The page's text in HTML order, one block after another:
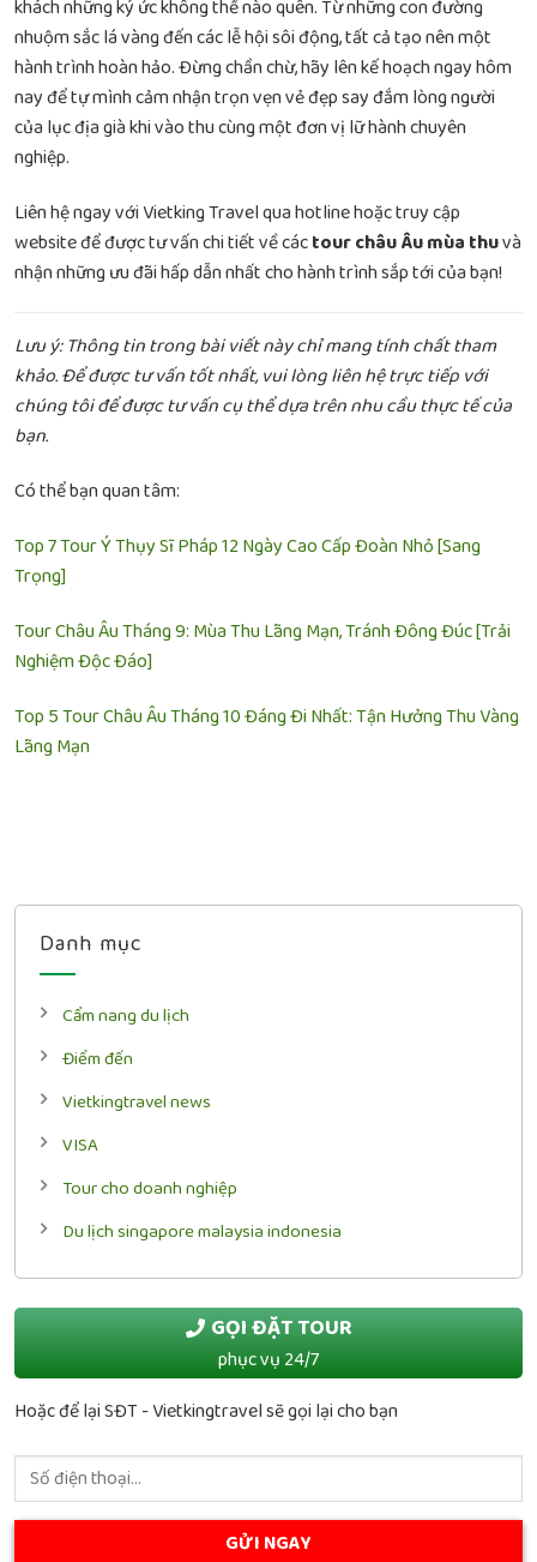
khách những ký ức không thể nào quên. Từ những con đường
nhuộm sắc lá vàng đến các lễ hội sôi động, tất cả tạo nên một
hành trình hoàn hảo. Đừng chần chừ, hãy lên kế hoạch ngay hôm
nay để tự mình cảm nhận trọn vẹn vẻ đẹp say đắm lòng người
của lục địa già khi vào thu cùng một đơn vị lữ hành chuyên
nghiệp.
Liên hệ ngay với Vietking Travel qua hotline hoặc truy cập
website để được tư vấn chi tiết về cáctour châu Âu mùa thuvà
nhận những ưu đãi hấp dẫn nhất cho hành trình sắp tới của bạn!
Lưu ý: Thông tin trong bài viết này chỉ mang tính chất tham
khảo. Để được tư vấn tốt nhất, vui lòng liên hệ trực tiếp với
chúng tôi để được tư vấn cụ thể dựa trên nhu cầu thực tế của
bạn.
Có thể bạn quan tâm:
Top 7 Tour Ý Thụy Sĩ Pháp 12 Ngày Cao Cấp Đoàn Nhỏ [Sang
Trọng]
Tour Châu Âu Tháng 9: Mùa Thu Lãng Mạn, Tránh Đông Đúc [Trải
Nghiệm Độc Đáo]
Top 5 Tour Châu Âu Tháng 10 Đáng Đi Nhất: Tận Hưởng Thu Vàng
Lãng Mạn
Danh mục
Cẩm nang du lịch
Điểm đến
Vietkingtravel news
VISA
Tour cho doanh nghiệp
Du lịch singapore malaysia indonesia
GỌI ĐẶT TOUR
phục vụ 24/7
Hoặc để lại SĐT - Vietkingtravel sẽ gọi lại cho bạn